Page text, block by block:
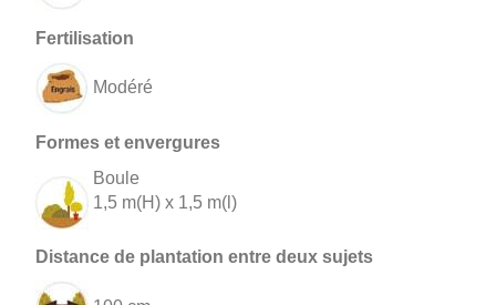
Modéré
Boule
1,5 m(H) x 1,5 m(l)